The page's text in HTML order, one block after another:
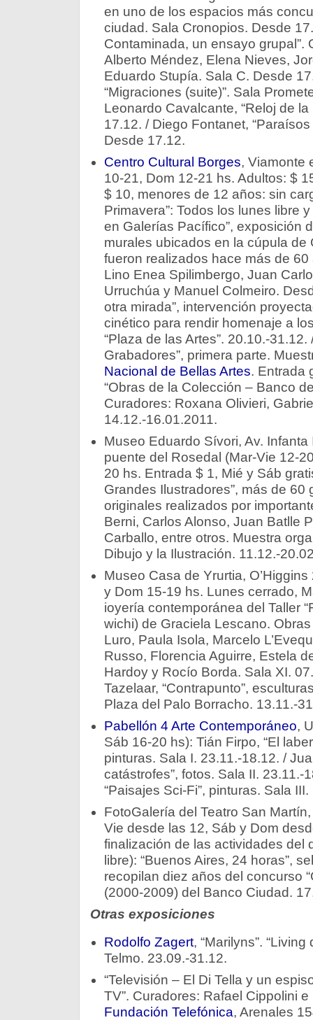
en uno de los espacios más
ciudad. Sala Cronopios. Desde
Contaminada, un ensayo grupal”.
Alberto Méndez, Elena Nieves,
Eduardo Stupía. Sala C. Desde
“Migraciones (suite)”. Sala
Leonardo Cavalcante, “Reloj de
17.12. / Diego Fontanet,
Desde 17.12.
Centro Cultural Borges, Viamonte
10-21, Dom 12-21 hs. Adultos: $
$ 10, menores de 12 años: sin
Primavera”: Todos los lunes libre
en Galerí­as Pací­fico”, exposición
murales ubicados en la cúpula de
fueron realizados hace más de
Lino Enea Spilimbergo, Juan
Urruchúa y Manuel Colmeiro.
otra mirada”, intervención
cinético para rendir homenaje a
“Plaza de las Artes”. 20.10.-
Grabadores”, primera parte.
Nacional de Bellas Artes. Entrada
“Obras de la Colección – Banco
Curadores: Roxana Olivieri,
14.12.-16.01.2011.
Museo Eduardo Sí­vori, Av.
puente del Rosedal (Mar-Vie 12-
20 hs. Entrada $ 1, Mié y Sáb
Grandes Ilustradores”, más de 60
originales realizados por
Berni, Carlos Alonso, Juan Batlle
Carballo, entre otros. Muestra
Dibujo y la Ilustración. 11.12.-
Museo Casa de Yrurtia,
y Dom 15-19 hs. Lunes cerrado,
ioyería contemporánea del Taller
wichi) de Graciela Lescano.
Luro, Paula Isola, Marcelo
Russo, Florencia Aguirre, Estela
Hardoy y Rocío Borda. Sala XI.
Tazelaar, “Contrapunto”,
Plaza del Palo Borracho. 13.11.-
Pabellón 4 Arte Contemporáneo,
Sáb 16-20 hs): Tián Firpo, “El
pinturas. Sala I. 23.11.-18.12. /
catástrofes”, fotos. Sala II. 23.11.-
“Paisajes Sci-Fi”, pinturas. Sala
FotoGalerí­a del Teatro San
Vie desde las 12, Sáb y Dom
finalización de las actividades del
libre): “Buenos Aires, 24 horas”,
recopilan diez años del concurso
(2000-2009) del Banco Ciudad.
Otras exposiciones
Rodolfo Zagert, “Marilyns”.
Telmo. 23.09.-31.12.
“Televisión – El Di Tella y un
TV”. Curadores: Rafael Cippolini
Fundación Telefónica, Arenales